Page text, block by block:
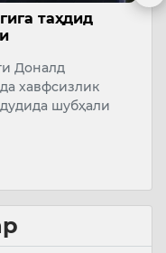
таҳдид
Доналд
хавфсизлик
шубҳали